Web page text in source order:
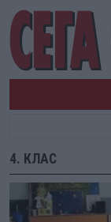
4. КЛАС